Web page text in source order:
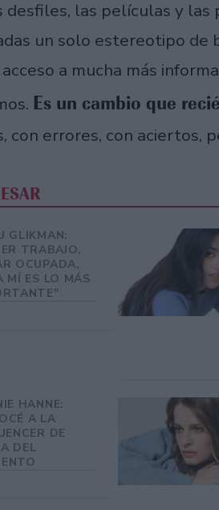
desfiles, las películas y
un solo estereotipo de
a mucha más
Es un cambio que
con errores, con aciertos,
GLIKMAN:
TRABAJO,
OCUPADA,
MÍ ES LO MÁS
HANNE:
A LA
DE
DEL